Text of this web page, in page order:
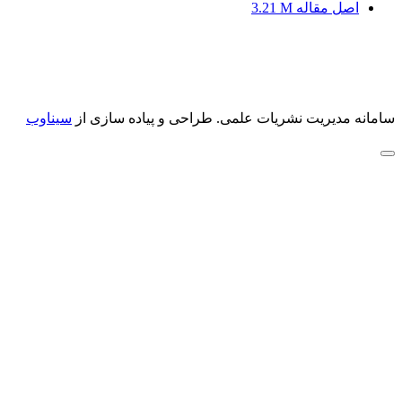
اصل مقاله 3.21 M
سامانه مدیریت نشریات علمی. طراحی و پیاده سازی از سیناوب